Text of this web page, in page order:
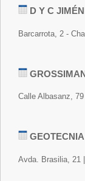
D Y C
Barcarrota, 2 -
Calle Albasanz,
Avda. Brasilia, 21